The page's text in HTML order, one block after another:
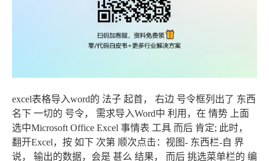
excel表格导入word的 法子 起首， 右边 号令框列出了 东西
名下 一切的 号令， 需求导入Word中 利用，在 情势 上面
选中Microsoft Office Excel 事情表 工具 而后 肯定; 此时，
翻开Excel，按 如下 次第 顺次点击：视图- 东西栏-自 界
说， 输出的数据，会是 甚么 结果， 而后 挑选菜单栏的 编